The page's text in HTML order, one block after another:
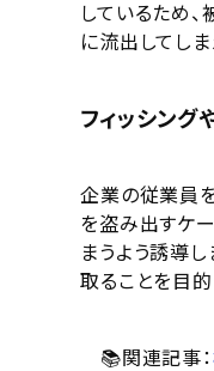
しているため
に流出してし
フィッシン
企業の従業員
を盗み出すケ
まうよう誘導
取ることを目
📚関連記事：